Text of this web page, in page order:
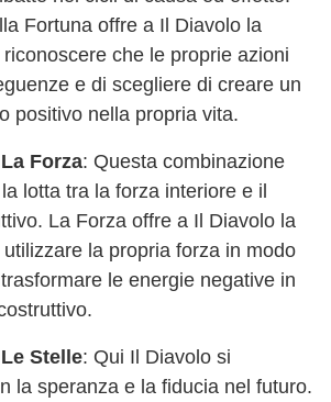
Fortuna offre a Il Diavolo la
che le proprie azioni
e di scegliere di creare un
positivo nella propria vita.
Forza: Questa combinazione
lotta tra la forza interiore e il
La Forza offre a Il Diavolo la
la propria forza in modo
le energie negative in
Stelle: Qui Il Diavolo si
la speranza e la fiducia nel futuro.